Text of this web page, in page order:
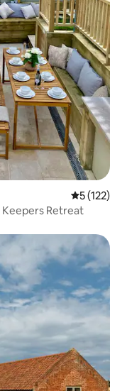
レビュー
5 (122)
Keepers Retreat